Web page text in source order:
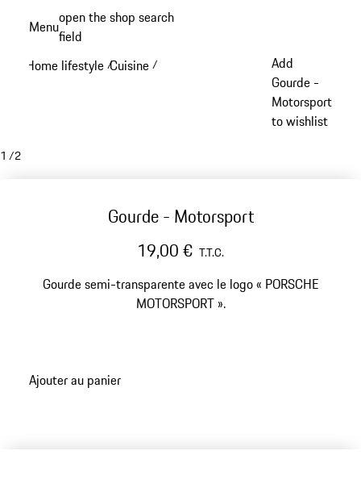
principal
Menuopen the shop search
field
Home lifestyle /Cuisine /
Add
Gourde -
Motorsport
to wishlist
1 /2
Gourde - Motorsport
19,00 € T.T.C.
Gourde semi-transparente avec le logo « PORSCHE
MOTORSPORT ».
Ajouter au panier